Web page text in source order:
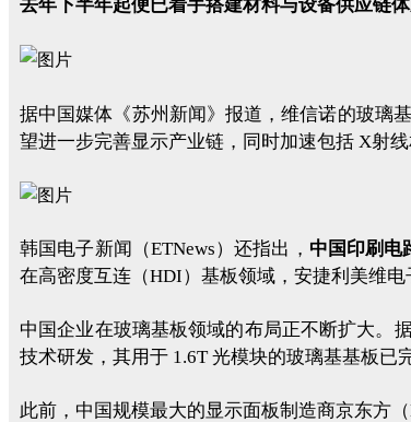
去年下半年起便已着手搭建材料与设备供应链
据中国媒体《苏州新闻》报道，维信诺的玻璃
望进一步完善显示产业链，同时加速包括 X射
韩国电子新闻（ETNews）还指出， 中国印刷电
在高密度互连（HDI）基板领域，安捷利美维电
中国企业在玻璃基板领域的布局正不断扩大。
技术研发，其用于 1.6T 光模块的玻璃基基板已
此前，中国规模最大的显示面板制造商京东方